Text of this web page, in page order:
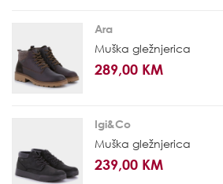
Ara
Muška gležnjerica
289,00 KM
Igi&Co
Muška gležnjerica
239,00 KM